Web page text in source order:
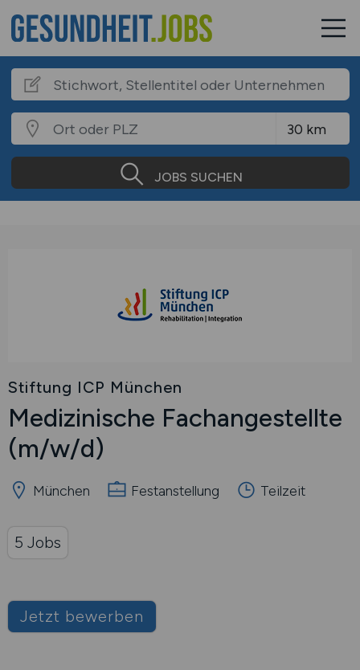
JOBS SUCHEN
Stiftung ICP München
Medizinische Fachangestellte
(m/w/d)
München Festanstellung Teilzeit
Jetzt bewerben
5 Jobs